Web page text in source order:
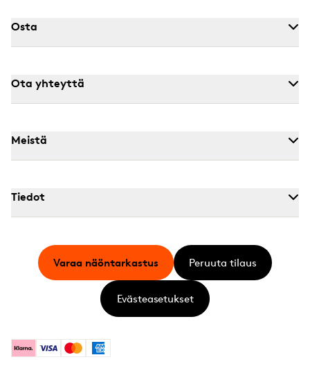
Osta
Ota yhteyttä
Meistä
Tiedot
KlarnaVisa MastercardAmerican Express
Varaa näöntarkastus Peruuta tilaus
Evästeasetukset